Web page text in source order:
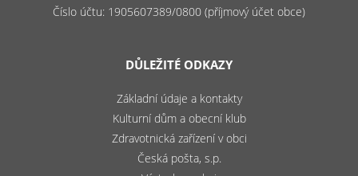
Číslo účtu: 1905607389/0800 (příjmový účet obce)
DŮLEŽITÉ ODKAZY
Základní údaje a kontakty
Kulturní dům a obecní klub
Zdravotnická zařízení v obci
Česká pošta, s.p.